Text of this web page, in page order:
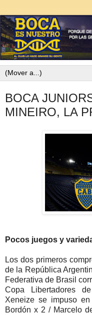
BOCA
MINEIRO, LA
Pocos juegos y
Los dos primeros
de la República
Federativa de Brasil
Copa Libertadores
Xeneize se impuso
Bordón x 2 / Marcelo